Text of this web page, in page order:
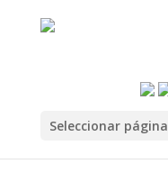
Seleccionar página